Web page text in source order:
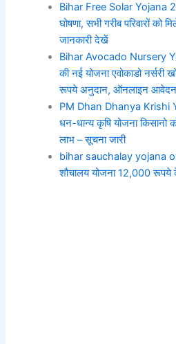
Bihar Free Solar Yojana
घोषणा, सभी गरीब परिवारों को
जानकारी देखें
Bihar Avocado Nursery
की नई योजना एवोकाडो
रूपये अनुदान, ऑनलाइन
PM Dhan Dhanya Krishi
धन-धान्य कृषि योजना किसानो
लाभ – सूचना जारी
bihar sauchalay yojana
शौचालय योजना 12,000